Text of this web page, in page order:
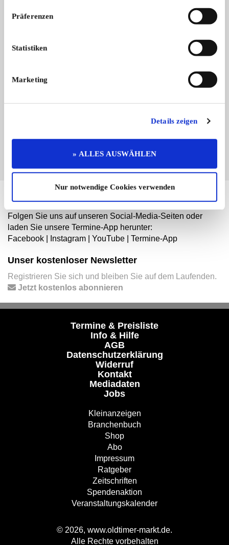
Präferenzen
Statistiken
Marketing
Details zeigen
» ALLES AUSWÄHLEN
Nur notwendige Cookies verwenden
Hier finden Sie mehr von OLDTIMER MARKT
Folgen Sie uns auf unseren Social-Media-Seiten oder
laden Sie unsere Termine-App herunter:
Facebook
Instagram YouTube Termine-App
Unser kostenloser Newsletter
Registrieren Sie sich und bleiben Sie auf dem Laufenden.
Jetzt kostenlos abonnieren
Termine & Preisliste
Info & Hilfe
AGB
Datenschutzerklärung
Widerruf
Kontakt
Mediadaten
Jobs
Kleinanzeigen
Branchenbuch
Shop
Abo
Impressum
Ratgeber
Zeitschriften
Spendenaktion
Veranstaltungskalender
© 2026, www.oldtimer-markt.de.
Alle Rechte vorbehalten